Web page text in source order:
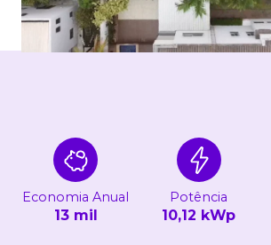
Economia Anual
13 mil
Potência
10,12 kWp